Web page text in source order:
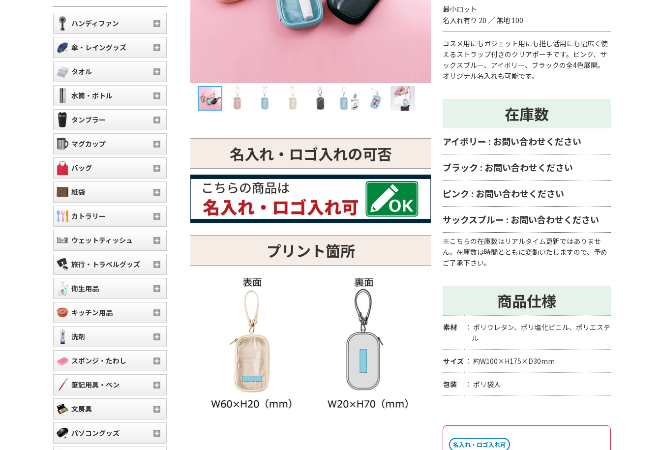
ハンディファン
傘・レイングッズ
タオル
水筒・ボトル
タンブラー
マグカップ
バッグ
紙袋
カトラリー
ウェットティッシュ
旅行・トラベルグッズ
衛生用品
キッチン用品
洗剤
スポンジ・たわし
筆記用具・ペン
文房具
パソコングッズ
最小ロット
名入れ有り 20 ／ 無地 100
コスメ用にもガジェット用にも推し活用にも幅広く使
えるストラップ付きのクリアポーチです。ピンク、サ
ックスブルー、アイボリー、ブラックの全4色展開。
オリジナル名入れも可能です。
在庫数
アイボリー : お問い合わせください
ブラック : お問い合わせください
ピンク : お問い合わせください
サックスブルー : お問い合わせください
※こちらの在庫数はリアルタイム更新ではありませ
ん。在庫数は時間とともに変動いたしますので、予め
ご了承下さい。
商品仕様
素材
ポリウレタン、ポリ塩化ビニル、ポリエステ
ル
サイズ 約W100×H175×D30mm
包装 ポリ袋入
名入れ・ロゴ入れ可
名入れ・ロゴ入れの可否
プリント箇所